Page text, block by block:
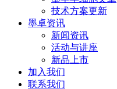
技术方案更新
墨卓资讯
新闻资讯
活动与讲座
新品上市
加入我们
联系我们